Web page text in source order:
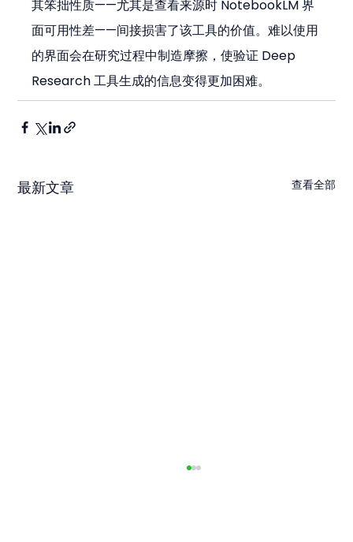
其笨拙性质——尤其是查看来源时 NotebookLM 界
面可用性差——间接损害了该工具的价值。难以使用
的界面会在研究过程中制造摩擦，使验证 Deep
Research 工具生成的信息变得更加困难。
最新文章 查看全部